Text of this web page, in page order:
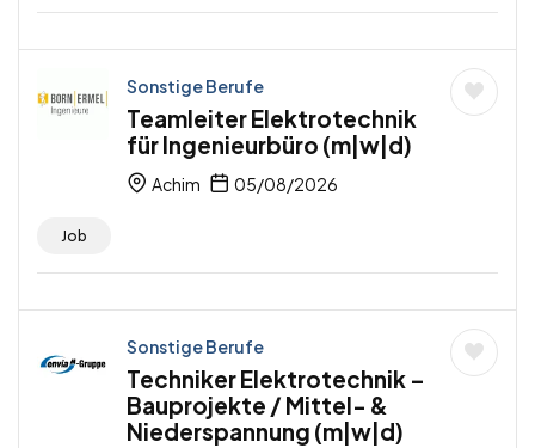
Sonstige Berufe
Teamleiter Elektrotechnik
für Ingenieurbüro (m|w|d)
Achim 05/08/2026
Job
Sonstige Berufe
Techniker Elektrotechnik –
Bauprojekte / Mittel- &
Niederspannung (m|w|d)